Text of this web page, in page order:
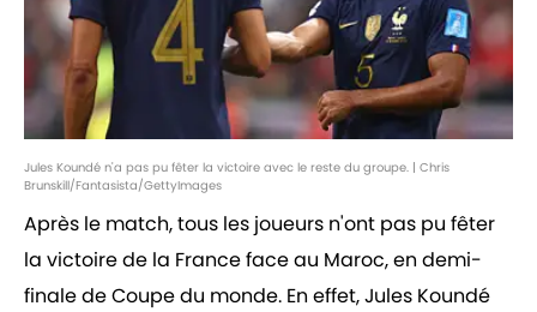
Jules Koundé n'a pas pu fêter la victoire avec le reste du groupe. | Chris
Brunskill/Fantasista/GettyImages
Après le match, tous les joueurs n'ont pas pu fêter
la victoire de la France face au Maroc, en demi-
finale de Coupe du monde. En effet, Jules Koundé